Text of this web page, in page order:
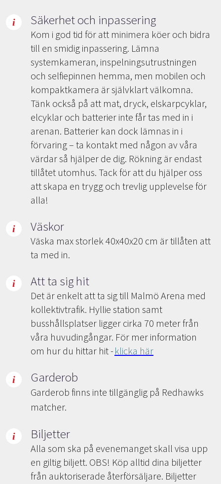
Säkerhet och inpassering
Kom i god tid för att minimera köer och bidra
till en smidig inpassering. Lämna
systemkameran, inspelningsutrustningen
och selfiepinnen hemma, men mobilen och
kompaktkamera är självklart välkomna.
Tänk också på att mat, dryck, elskarpcyklar,
elcyklar och batterier inte får tas med in i
arenan. Batterier kan dock lämnas in i
förvaring – ta kontakt med någon av våra
värdar så hjälper de dig. Rökning är endast
tillåtet utomhus. Tack för att du hjälper oss
att skapa en trygg och trevlig upplevelse för
alla!
Väskor
Väska max storlek 40x40x20 cm är tillåten att
ta med in.
Att ta sig hit
Det är enkelt att ta sig till Malmö Arena med
kollektivtrafik. Hyllie station samt
busshållsplatser ligger cirka 70 meter från
våra huvudingångar. För mer information
om hur du hittar hit -klicka här
Garderob
Garderob finns inte tillgänglig på Redhawks
matcher.
Biljetter
Alla som ska på evenemanget skall visa upp
en giltig biljett. OBS! Köp alltid dina biljetter
från auktoriserade återförsäljare. Biljetter